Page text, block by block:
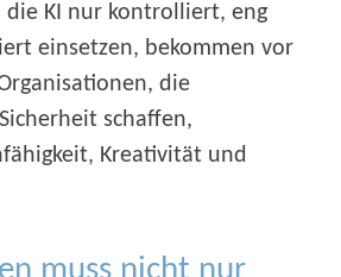
die KI nur kontrolliert, eng
einsetzen, bekommen vor
die
schaffen,
Kreativität und